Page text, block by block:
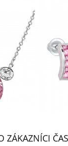
ZÁKAZNÍCI